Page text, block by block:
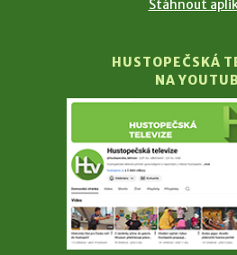
Stáhnout
HUSTOPEČSKÁ
NA